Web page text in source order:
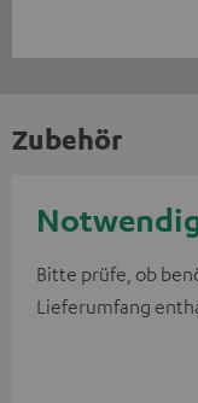
Zubehör
Bitte prüfe, ob
Lieferumfang